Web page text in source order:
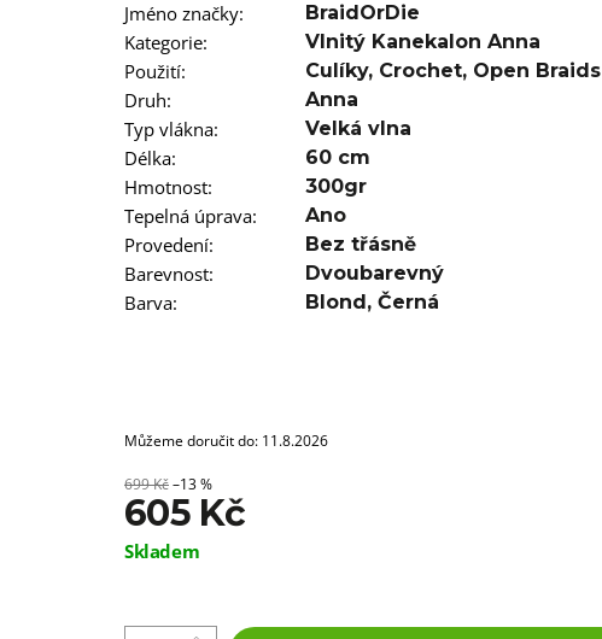
Jméno značky: BraidOrDie
Kategorie: Vlnitý Kanekalon Anna
Použití: Culíky, Crochet, Open Braids
Druh: Anna
Typ vlákna: Velká vlna
Délka: 60 cm
Hmotnost: 300gr
Tepelná úprava: Ano
Provedení: Bez třásně
Barevnost: Dvoubarevný
Barva: Blond, Černá
Můžeme doručit do: 11.8.2026
699 Kč–13 %
605 Kč
Měrná
Skladem